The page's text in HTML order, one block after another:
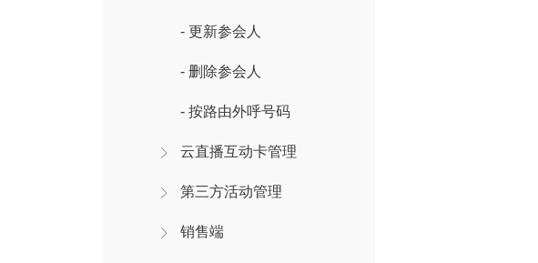
- 更新参会人
- 删除参会人
- 按路由外呼号码
云直播互动卡管理
第三方活动管理
销售端